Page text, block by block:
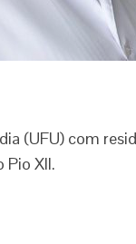
(UFU) com
Pio XII.